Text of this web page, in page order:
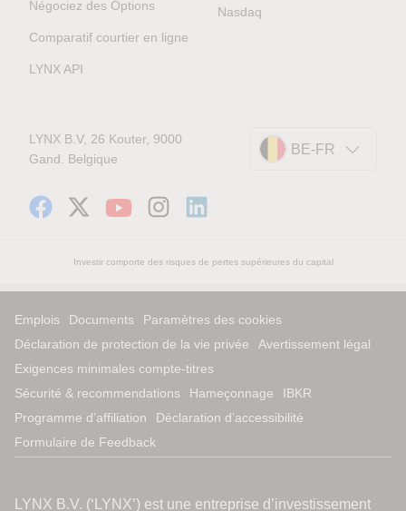
Négociez des Options
Comparatif courtier en ligne
LYNX API
Nasdaq
LYNX B.V, 26 Kouter, 9000
Gand. Belgique
BE-FR
Investir comporte des risques de pertes supérieures du capital
Emplois Documents
Paramètres des cookies
Déclaration de protection de la vie privée
Avertissement légal
Exigences minimales compte-titres
Sécurité & recommendations
Hameçonnage
IBKR
Programme d’affiliation
Déclaration d’accessibilité
Formulaire de Feedback